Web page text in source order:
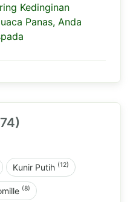
Kedinginan
Panas, Anda
Kunir Putih (12)
(8)